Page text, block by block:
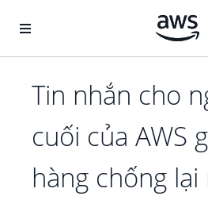
Tin nhắn cho
cuối của AWS
hàng chống